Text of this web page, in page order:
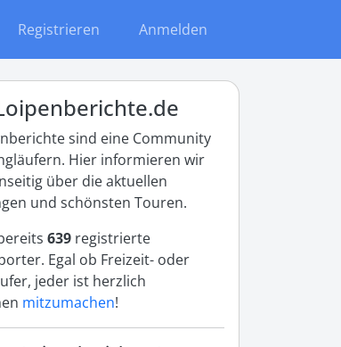
Registrieren Anmelden
sind eine Community
Hier informieren wir
über die aktuellen
und schönsten Touren.
639 registrierte
Egal ob Freizeit- oder
jeder ist herzlich
mitzumachen!